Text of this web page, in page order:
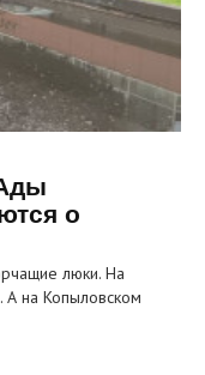
о
люки. На
А на Копыловском